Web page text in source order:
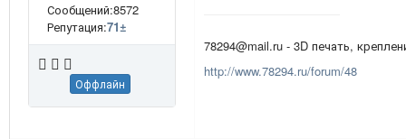
Сообщений:8572
Репутация:71±
Оффлайн
78294@mail.ru - 3D печать,
http://www.78294.ru/forum/48